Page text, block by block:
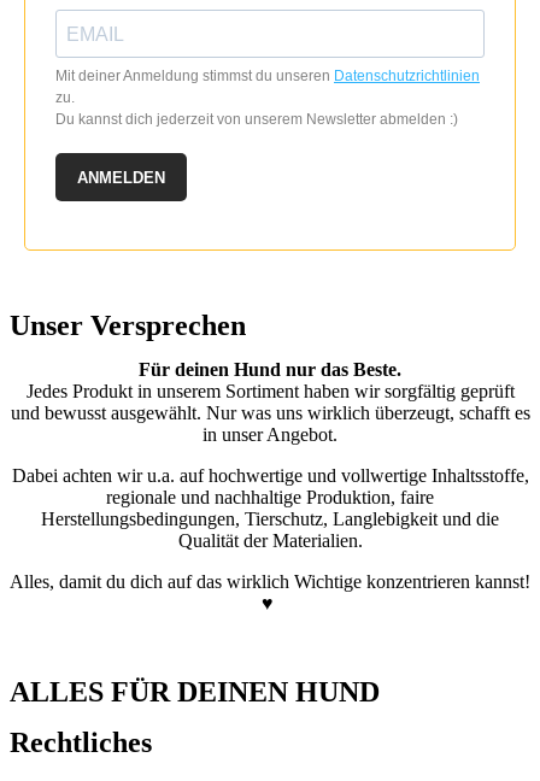
Mit deiner Anmeldung stimmst du unseren Datenschutzrichtlinien
zu.
Du kannst dich jederzeit von unserem Newsletter abmelden :)
ANMELDEN
Unser Versprechen
Für deinen Hund nur das Beste.
Jedes Produkt in unserem Sortiment haben wir sorgfältig geprüft
und bewusst ausgewählt. Nur was uns wirklich überzeugt, schafft es
in unser Angebot.
Dabei achten wir u.a. auf hochwertige und vollwertige Inhaltsstoffe,
regionale und nachhaltige Produktion, faire
Herstellungsbedingungen, Tierschutz, Langlebigkeit und die
Qualität der Materialien.
Alles, damit du dich auf das wirklich Wichtige konzentrieren kannst!
♥
ALLES FÜR DEINEN HUND
Rechtliches